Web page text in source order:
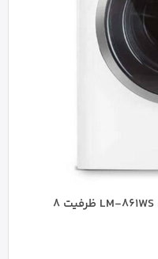
ماشین لباسشویی اتوماتیک دوو مدل LM-861WS ظرفیت 8